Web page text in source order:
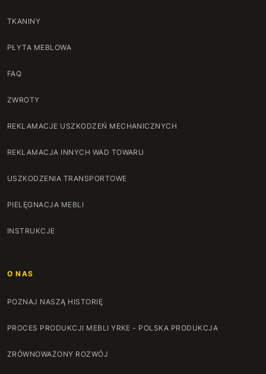
TKANINY
PŁYTA MEBLOWA
FAQ
ZWROTY
REKLAMACJE USZKODZEŃ MECHANICZNYCH
REKLAMACJA INNYCH WAD TOWARU
USZKODZENIA TRANSPORTOWE
PIELĘGNACJA MEBLI
INSTRUKCJE
O NAS
POZNAJ NASZĄ HISTORIĘ
PROCES PRODUKCJI MEBLI YRKE - POLSKA PRODUKCJA
ZRÓWNOWAŻONY ROZWÓJ